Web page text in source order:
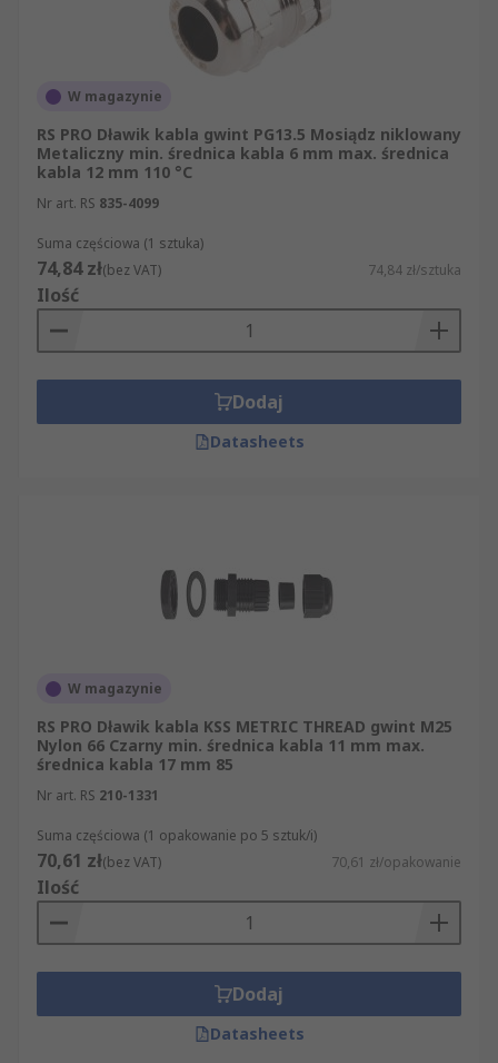
W magazynie
RS PRO Dławik kabla gwint PG13.5 Mosiądz niklowany
Metaliczny min. średnica kabla 6 mm max. średnica
kabla 12 mm 110 °C
Nr art. RS 835-4099
Suma częściowa (1 sztuka)
74,84 zł(bez VAT) 74,84 zł/sztuka
Ilość
Dodaj
Datasheets
W magazynie
RS PRO Dławik kabla KSS METRIC THREAD gwint M25
Nylon 66 Czarny min. średnica kabla 11 mm max.
średnica kabla 17 mm 85
Nr art. RS 210-1331
Suma częściowa (1 opakowanie po 5 sztuk/i)
70,61 zł(bez VAT) 70,61 zł/opakowanie
Ilość
Dodaj
Datasheets